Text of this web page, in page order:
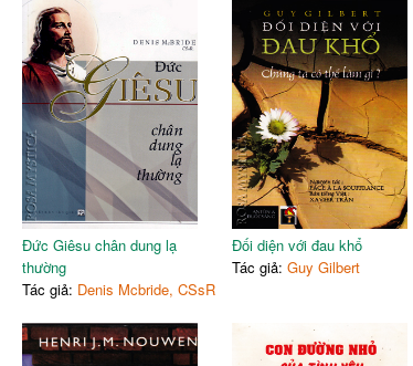
Đức Giêsu chân dung lạ
thường
Tác giả: Denis Mcbride, CSsR
Đối diện với đau khổ
Tác giả: Guy Gilbert